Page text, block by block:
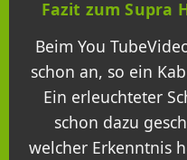
Fazit zum Supra
Beim You
schon an, so ein
Ein erleuchteter
schon dazu
welcher Erkenntnis